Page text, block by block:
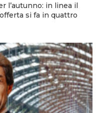
l’autunno: in linea il
si fa in quattro